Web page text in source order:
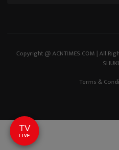
Copyright @ ACNTIMES.COM | All
Terms &
TV
LIVE